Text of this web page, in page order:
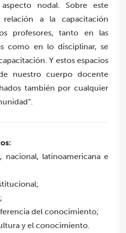
nodal. Sobre este
a la capacitación
profesores, tanto en las
como en lo disciplinar, se
Y estos espacios
nuestro cuerpo docente
también por cualquier
nacional, latinoamericana e
del conocimiento;
y el conocimiento.